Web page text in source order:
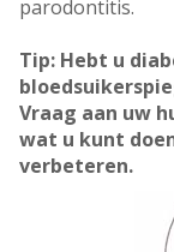
parodontitis.
Tip: Hebt u
Vraag aan uw
wat u kunt
verbeteren.